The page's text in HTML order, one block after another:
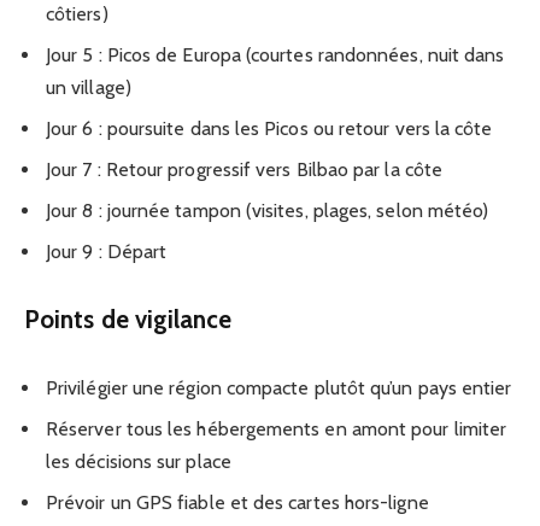
côtiers)
Jour 5 : Picos de Europa (courtes randonnées, nuit dans
un village)
Jour 6 : poursuite dans les Picos ou retour vers la côte
Jour 7 : Retour progressif vers Bilbao par la côte
Jour 8 : journée tampon (visites, plages, selon météo)
Jour 9 : Départ
Points de vigilance
Privilégier une région compacte plutôt qu’un pays entier
Réserver tous les hébergements en amont pour limiter
les décisions sur place
Prévoir un GPS fiable et des cartes hors-ligne